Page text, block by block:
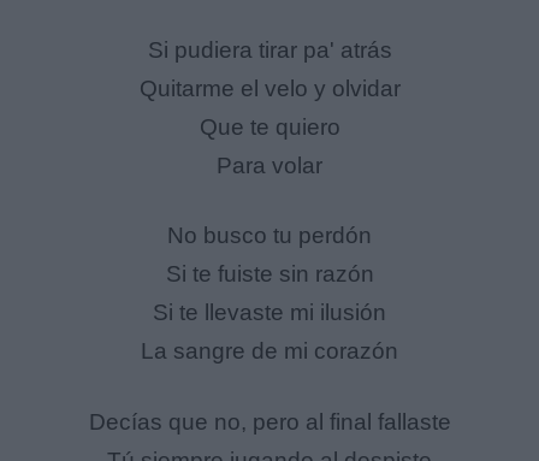
Si pudiera tirar pa' atrás
Quitarme el velo y olvidar
Que te quiero
Para volar
No busco tu perdón
Si te fuiste sin razón
Si te llevaste mi ilusión
La sangre de mi corazón
Decías que no, pero al final fallaste